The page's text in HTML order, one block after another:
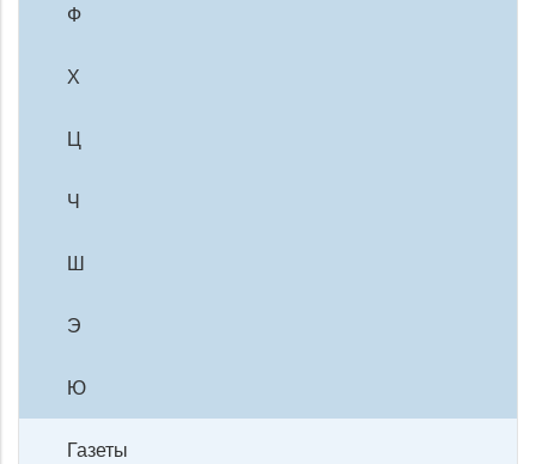
Ф
Х
Ц
Ч
Ш
Э
Ю
Газеты